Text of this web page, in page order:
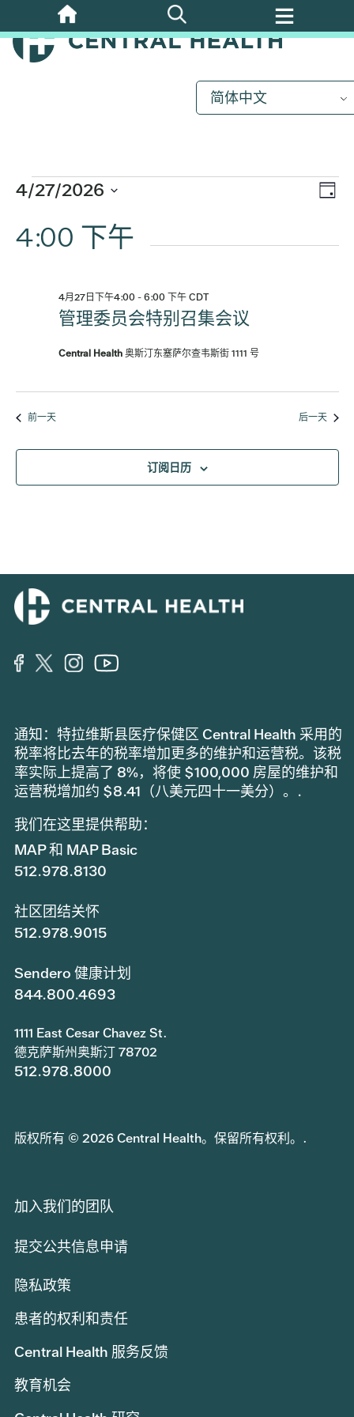
至
主
简体中文
活
4
月
27,
2026
视
图
活
视
日
4/27/2026
择
日
4:00 下午
管理委员会特别召集会议
4月27日下午4:00-6:00 下午 CDT
Central Health奥斯汀东塞萨尔查韦斯街 1111 号
前一天 后一天
订阅日历
通知：特拉维斯县医疗保健区 Central Health 采用的
税率将比去年的税率增加更多的维护和运营税。该税
率实际上提高了 8%，将使 $100,000 房屋的维护和
运营税增加约 $8.41（八美元四十一美分）。.
我们在这里提供帮助：
MAP 和 MAP Basic
512.978.8130
社区团结关怀
512.978.9015
Sendero 健康计划
844.800.4693
1111 East Cesar Chavez St.
德克萨斯州奥斯汀 78702
512.978.8000
版权所有 © 2026 Central Health。保留所有权利。.
加入我们的团队
提交公共信息申请
隐私政策
患者的权利和责任
Central Health 服务反馈
教育机会